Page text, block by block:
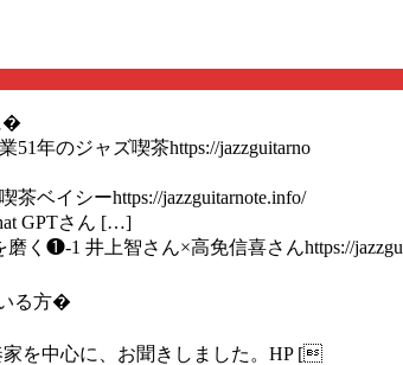
�
年のジャズ喫茶https://jazzguitarno
ベイシーhttps://jazzguitarnote.info/
GPTさん […]
く❶-1 井上智さん×高免信喜さんhttps://jazzgu
る方�
を中心に、お聞きしました。HP [